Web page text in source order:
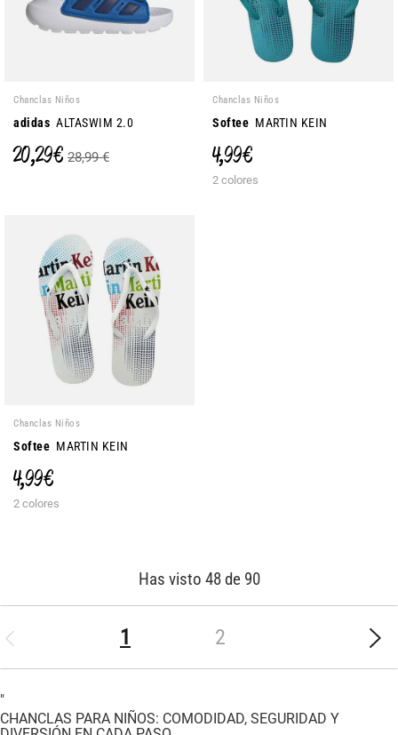
Chanclas Niños
adidas ALTASWIM 2.0
20,29 € 28,99 €
Chanclas Niños
Softee MARTIN KEIN
4,99 €
2 colores
Chanclas Niños
Softee MARTIN KEIN
4,99 €
2 colores
Has visto 48 de 90
1 2
"
CHANCLAS PARA NIÑOS: COMODIDAD, SEGURIDAD Y